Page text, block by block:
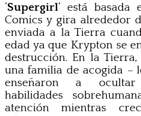
‘Supergirl‘ está basada
Comics y gira alrededor
enviada a la Tierra
edad ya que Krypton se
destrucción. En la
una familia de acogida –
enseñaron a ocultar
habilidades
atención mientras